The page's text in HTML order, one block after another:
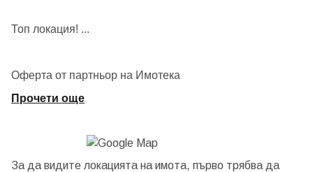
Топ локация! ...
Оферта от партньор на Имотека
Прочети още
За да видите локацията на имота, първо трябва да